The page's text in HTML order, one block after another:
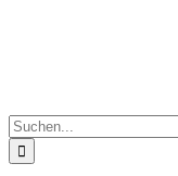
Suche
nach: